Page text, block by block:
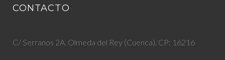
CONTACTO
C/ Serranos 2A. Olmeda del Rey (Cuenca). CP: 16216